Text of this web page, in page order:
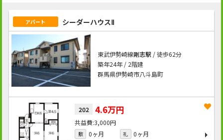
アパート シーダーハウスⅡ
東武伊勢崎線剛志駅/ 徒歩62分
築年24年 / 2階建
群馬県伊勢崎市八斗島町
202 4.6万円
3,000円
敷 0ヶ月 礼
0ヶ月